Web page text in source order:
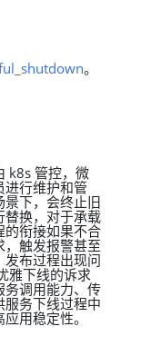
。
k8s 管控，微
进行维护和管
下，会终止旧
替换，对于承载
的衔接如果不合
触发报警甚至
布过程出现问
雅下线的诉求
务调用能力、传
务下线过程中
用稳定性。